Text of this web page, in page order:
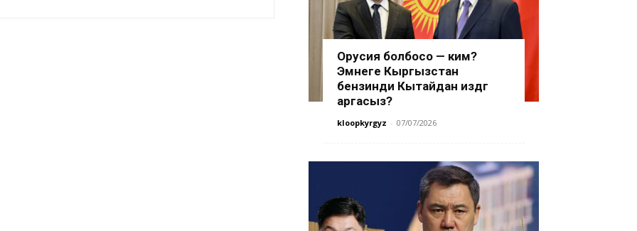
Орусия болбосо — ким?
Эмнеге Кыргызстан
бензинди Кытайдан издөөгө
аргасыз?
kloopkyrgyz - 07/07/2026